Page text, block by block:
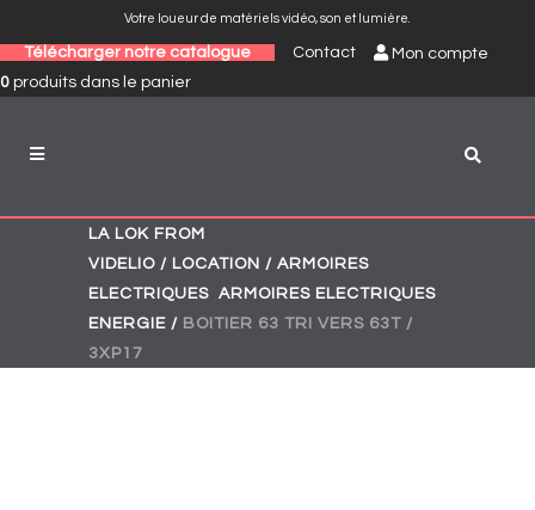
Votre loueur de matériels vidéo, son et lumière.
Télécharger notre catalogue Contact
Mon compte
0 produits dans le panier
LA LOK FROM
VIDELIO / LOCATION / ARMOIRES
ELECTRIQUES ARMOIRES ELECTRIQUES
ENERGIE / BOITIER 63 TRI VERS 63T /
3XP17